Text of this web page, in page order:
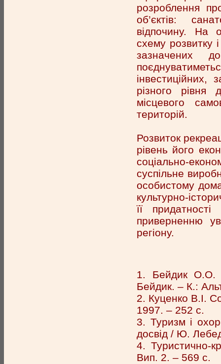
розроблення
об’єктів:
відпочину. На
схему розвитку
зазначених
інвестиційних,
різного рівня
місцевого
територій.
Розвиток
рівень його
соціально-
суспільне
особистому
культурно-
її
приверненню
регіону.
1. Бейдик О.О.
Бейдик. – К.:
2. Куценко В.І.
1997. – 252 с.
3. Туризм і
досвід / Ю.
4. Туристично-
Вип. 2. – 569 с.